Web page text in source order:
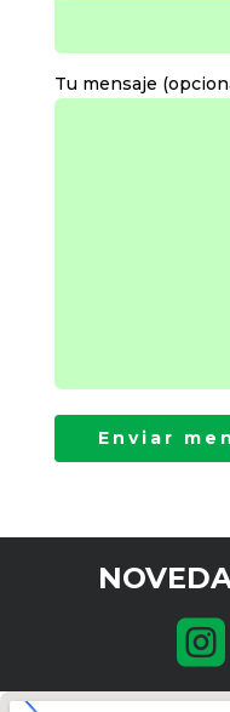
Tu mensaje
Enviar
